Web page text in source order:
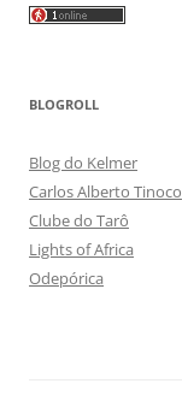
BLOGROLL
Blog do Kelmer
Carlos Alberto Tinoco
Clube do Tarô
Lights of Africa
Odepórica